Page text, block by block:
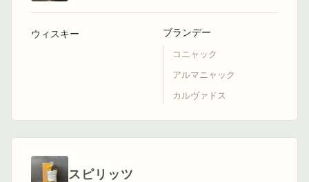
ウィスキー ブランデー
コニャック
アルマニャック
カルヴァドス
スピリッツ